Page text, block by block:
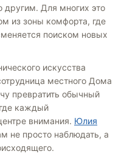
другим. Для многих это
из зоны комфорта, где
поиском новых
искусства
местного Дома
превратить обычный
каждый
внимания. Юлия
не просто наблюдать, а